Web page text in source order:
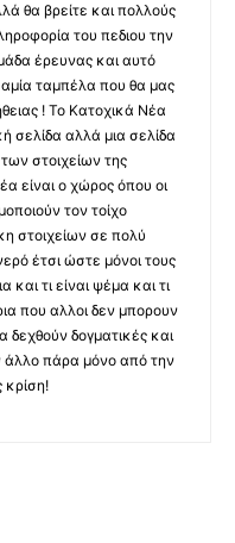
θα βρείτε και πολλούς
του πεδιου την
έρευνας και αυτό
ταμπέλα που θα μας
! Το Κατοχικά Νέα
σελίδα αλλά μια σελίδα
στοιχείων της
είναι ο χώρος όπου οι
τον τοίχο
στοιχείων σε πολύ
έτσι ώστε μόνοι τους
και τι είναι ψέμα και τι
που αλλοι δεν μπορουν
δογματικές και
άλλο πάρα μόνο από την
κρίση!